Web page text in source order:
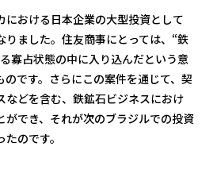
における日本企業の大型投資として
りました。住友商事にとっては、“鉄
寡占状態の中に入り込んだという意
です。さらにこの案件を通じて、契
などを含む、鉄鉱石ビジネスにおけ
ができ、それが次のブラジルでの投資
のです。